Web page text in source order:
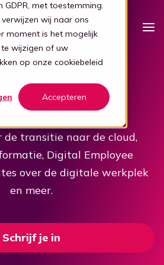
GDPR, met toestemming.
wij naar ons
moment is het mogelijk
wijzigen of uw
op onze cookiebeleid
Accepteren
te werken met Workspace
365 Blog
de transitie naar de cloud,
Digital Employee
over de digitale werkplek
en meer.
Schrijf je in